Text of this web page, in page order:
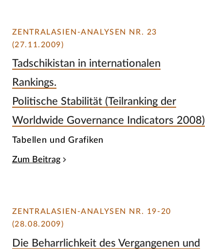
ZENTRALASIEN-ANALYSEN NR. 23
(27.11.2009)
Tadschikistan in internationalen
Rankings.
Politische Stabilität (Teilranking der
Worldwide Governance Indicators 2008)
Tabellen und Grafiken
Zum Beitrag
ZENTRALASIEN-ANALYSEN NR. 19-20
(28.08.2009)
Die Beharrlichkeit des Vergangenen und